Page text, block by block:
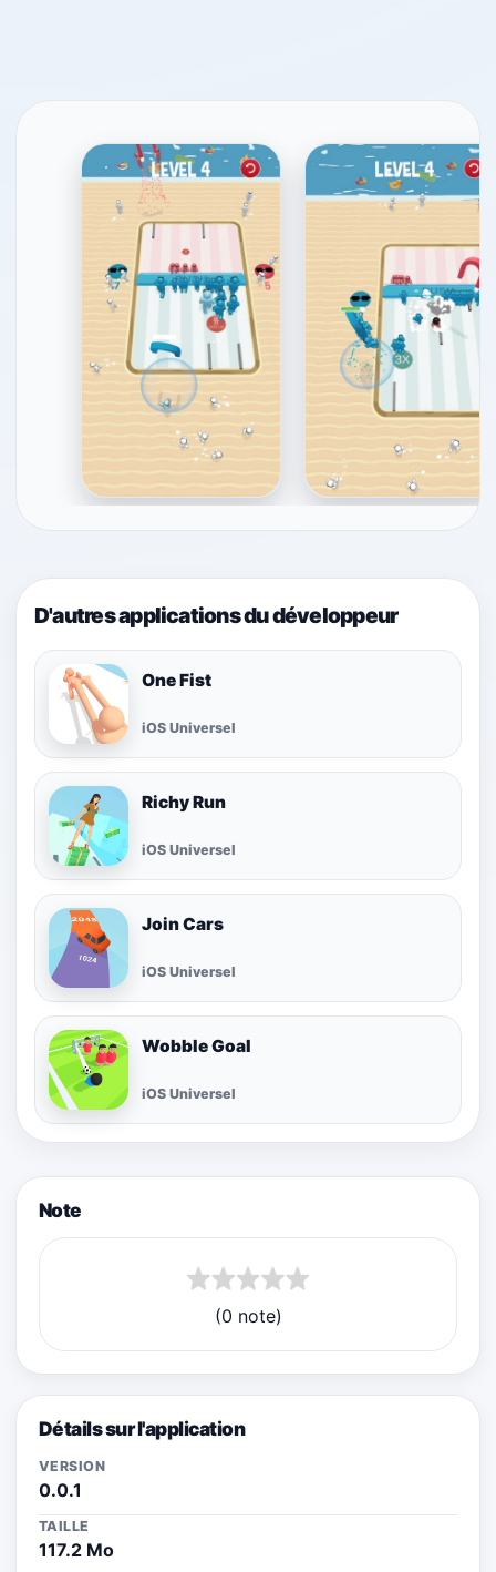
D'autres applications du développeur
One Fist
iOS Universel
Richy Run
iOS Universel
Join Cars
iOS Universel
Wobble Goal
iOS Universel
Note
(0 note)
Détails sur l'application
VERSION
0.0.1
TAILLE
117.2 Mo